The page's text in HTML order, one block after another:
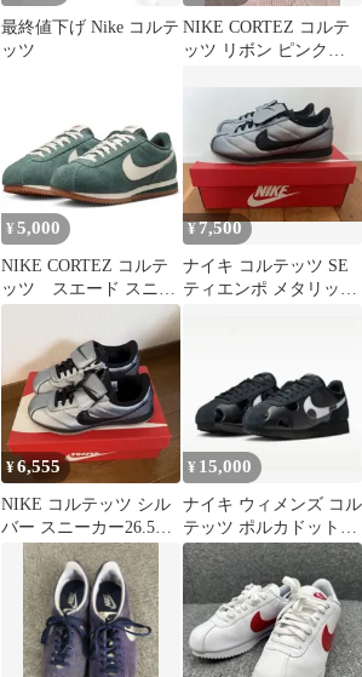
最終値下げ Nike コルテ
ッツ
NIKE CORTEZ コルテ
ッツ リボン ピンク
¥ 5,000
NIKE CORTEZ コルテ
ッツ スエード スニー
カー 24cm
¥7,500
ナイキ コルテッツ SE
ティエンポ メタリック
¥6,555
NIKE コルテッツ シル
バー スニーカー26.5最
終値下げ
¥ 15,000
ナイキ ウィメンズ コル
テッツ ポルカドット
23.5cm